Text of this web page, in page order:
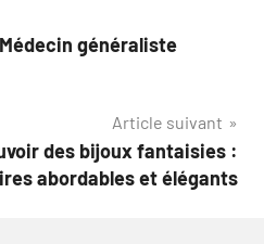
généraliste
Article suivant
des bijoux fantaisies :
abordables et élégants